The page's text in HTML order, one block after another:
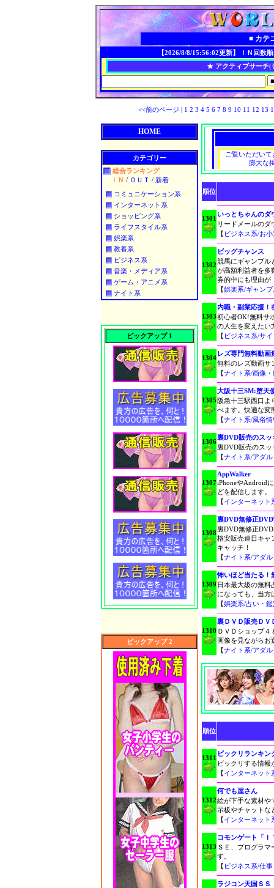
■ カテ
【2026/8/8/15:56:02更新】
ＩＮ回数
★ アクティブサーチ(
<<前のページ | 1 2 3 4 5 6 7 8 9 10 11 12 13
HOME
カテゴリー
総合ランキング
ＩＮ / ＯＵＴ / 新着
コミュニケーション系
インターネット系
ショッピング系
ライフスタイル系
娯楽系
教養系
ビジネス系
音楽・メディア系
ゲーム・アニメ系
ナイト系
ピックアップ 1
ピックアップ 2
順位
1301
いっとちゃんのダ
リードメールのダ
【 ビジネス系/お
1302
ビッグチャンス
競馬にギャンブル
が高額利益者を
券的中にも理由が
【娯楽系/ギャンブ
1303
内職・副業応援！
初心者OK!無料サ
の人生を変えたい
【 ビジネス系/サ
1304
レズ専門無料動画
無料のレズ動画サ
【ナイト系/画像・
1305
大阪十三SM:堕天
阪急十三駅西口よ
べます。快適な変
【ナイト系/風俗情
1306
裏DVD販売のスッ
裏DVD販売のス
【ナイト系/アダ
1307
AppWalker
iPhoneやAndroid
どを配信します。
【インターネット
1308
裏DVD無修正
裏DVD無修正
格安販売連日キャ
キャッチ！
【ナイト系/アダ
1309
怖いほど当たる！
日本最大級の無料
になっても、当方
【娯楽系/占い・鑑
1310
裏ＤＶＤ販売ＤＶ
ＤＶＤショップ
画像を見ながらお
【ナイト系/アダ
順位
1311
ビックリランキン
ビックリする情報
【インターネット
1312
何でも屋さん
絵が下手な素材や
示板やチャットな
【インターネット
1313
コモンゲート「Ｉ
ＳＥ、プログラ
す。
【 ビジネス系/仕
ラジコン天国ＳＳ